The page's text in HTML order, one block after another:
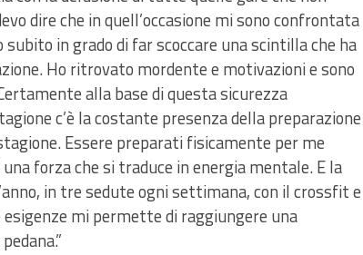
dire che in quell’occasione mi sono confrontata
in grado di far scoccare una scintilla che ha
Ho ritrovato mordente e motivazioni e sono
alla base di questa sicurezza
c’è la costante presenza della preparazione
Essere preparati fisicamente per me
forza che si traduce in energia mentale. E la
in tre sedute ogni settimana, con il crossfit e
mi permette di raggiungere una